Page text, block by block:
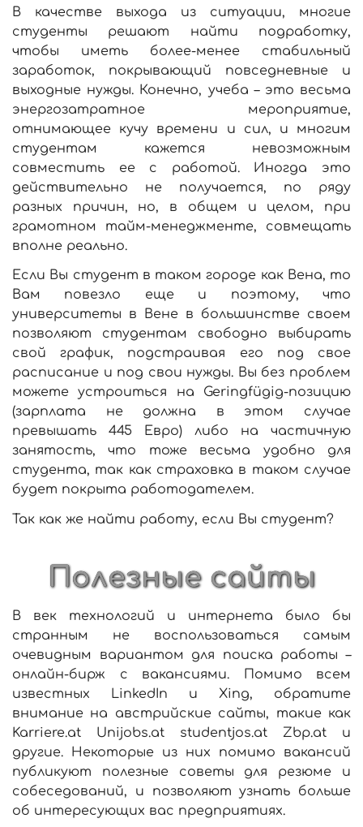
В качестве выхода из ситуации, многие
студенты решают найти подработку,
чтобы иметь более-менее стабильный
заработок, покрывающий повседневные и
выходные нужды. Конечно, учеба – это весьма
энергозатратное мероприятие,
отнимающее кучу времени и сил, и многим
студентам кажется невозможным
совместить ее с работой. Иногда это
действительно не получается, по ряду
разных причин, но, в общем и целом, при
грамотном тайм-менеджменте, совмещать
вполне реально.
Если Вы студент в таком городе как Вена, то
Вам повезло еще и поэтому, что
университеты в Вене в большинстве своем
позволяют студентам свободно выбирать
свой график, подстраивая его под свое
расписание и под свои нужды. Вы без проблем
можете устроиться на Geringfügig-позицию
(зарплата не должна в этом случае
превышать 445 Евро) либо на частичную
занятость, что тоже весьма удобно для
студента, так как страховка в таком случае
будет покрыта работодателем.
Так как же найти работу, если Вы студент?
Полезные сайты
В век технологий и интернета было бы
странным не воспользоваться самым
очевидным вариантом для поиска работы –
онлайн-бирж с вакансиями. Помимо всем
известных LinkedIn и Xing, обратите
внимание на австрийские сайты, такие как
Karriere.at Unijobs.at studentjos.at Zbp.at и
другие. Некоторые из них помимо вакансий
публикуют полезные советы для резюме и
собеседований, и позволяют узнать больше
об интересующих вас предприятиях.